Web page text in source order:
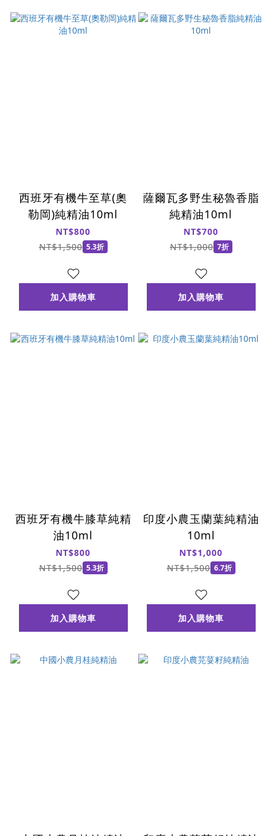
西班牙有機牛至草(奧
勒岡)純精油10ml
NT$800
NT$1,500 5.3折
加入購物車
薩爾瓦多野生秘魯香脂
純精油10ml
NT$700
NT$1,000 7折
加入購物車
西班牙有機牛膝草純精
油10ml
NT$800
NT$1,500 5.3折
加入購物車
印度小農玉蘭葉純精油
10ml
NT$1,000
NT$1,500 6.7折
加入購物車